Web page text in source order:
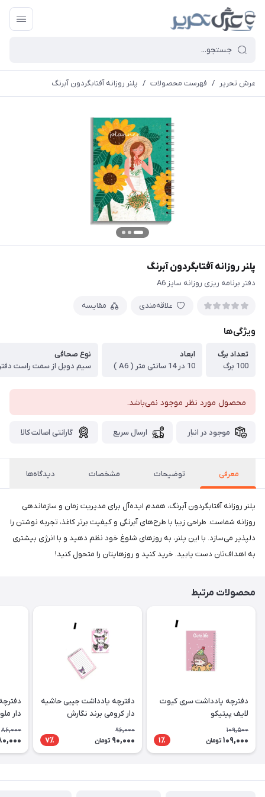
عرش تحریر / فهرست محصولات / پلنر روزانه آفتابگردون آبرنگ
پلنر روزانه آفتابگردون آبرنگ
دفتر برنامه ریزی روزانه سایز A6
علاقه‌مندی مقایسه
ویژگی‌ها
تعداد برگ
100 برگ
ابعاد
10 در 14 سانتی متر ( A6 )
نوع صحافی
سیم دوبل از سمت راست
محصول مورد نظر موجود نمی‌باشد.
موجود در انبار ارسال سریع گارانتی اصالت کالا
معرفی توضیحات مشخصات دیدگاه‌ها
پلنر روزانه آفتابگردون آبرنگ، همدم ایده‌آل برای مدیریت زمان و سازماندهی
روزانه شماست. طراحی زیبا با طرح‌های آبرنگی و کیفیت برتر کاغذ، تجربه نوشتن را
دلپذیر می‌سازد. با این پلنر، به روزهای شلوغ خود نظم دهید و با انرژی بیشتری
به اهداف‌تان دست یابید. خرید کنید و روزهایتان را متحول کنید!
محصولات مرتبط
دفترچه یادداشت سری کیوت
لایف پیتیکو
109,500
109,000 تومان 1٪
دفترچه یادداشت جیبی حاشیه
دار کرومی برند نگارش
96,000
90,000 تومان 7٪
دار
86,000